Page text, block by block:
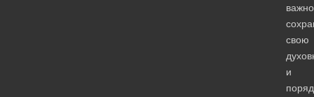
важно
свою
и